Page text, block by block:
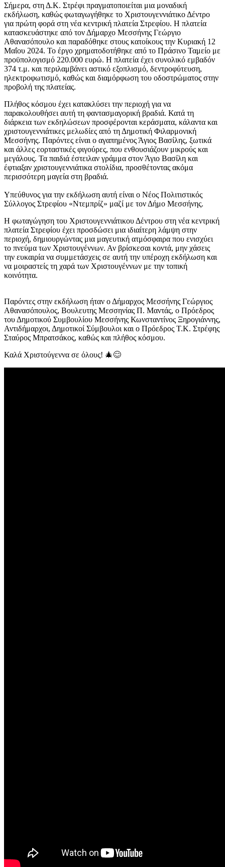
Σήμερα, στη Δ.Κ. Στρέφι πραγματοποιείται μια μοναδική
εκδήλωση, καθώς φωταγωγήθηκε το Χριστουγεννιάτικο Δέντρο
για πρώτη φορά στη νέα κεντρική πλατεία Στρεφίου. Η πλατεία
κατασκευάστηκε από τον Δήμαρχο Μεσσήνης Γεώργιο
Αθανασόπουλο και παραδόθηκε στους κατοίκους την Κυριακή 12
Μαΐου 2024. Το έργο χρηματοδοτήθηκε από το Πράσινο Ταμείο με
προϋπολογισμό 220.000 ευρώ. Η πλατεία έχει συνολικό εμβαδόν
374 τ.μ. και περιλαμβάνει αστικό εξοπλισμό, δεντροφύτευση,
ηλεκτροφωτισμό, καθώς και διαμόρφωση του οδοστρώματος στην
προβολή της πλατείας.
Πλήθος κόσμου έχει κατακλύσει την περιοχή για να
παρακολουθήσει αυτή τη φαντασμαγορική βραδιά. Κατά τη
διάρκεια των εκδηλώσεων προσφέρονται κεράσματα, κάλαντα και
χριστουγεννιάτικες μελωδίες από τη Δημοτική Φιλαρμονική
Μεσσήνης. Παρόντες είναι ο αγαπημένος Άγιος Βασίλης, ξωτικά
και άλλες εορταστικές φιγούρες, που ενθουσιάζουν μικρούς και
μεγάλους. Τα παιδιά έστειλαν γράμμα στον Άγιο Βασίλη και
έφτιαξαν χριστουγεννιάτικα στολίδια, προσθέτοντας ακόμα
περισσότερη μαγεία στη βραδιά.
Υπεύθυνος για την εκδήλωση αυτή είναι ο Νέος Πολιτιστικός
Σύλλογος Στρεφίου «Ντεμπρίζ» μαζί με τον Δήμο Μεσσήνης.
Η φωταγώγηση του Χριστουγεννιάτικου Δέντρου στη νέα κεντρική
πλατεία Στρεφίου έχει προσδώσει μια ιδιαίτερη λάμψη στην
περιοχή, δημιουργώντας μια μαγευτική ατμόσφαιρα που ενισχύει
το πνεύμα των Χριστουγέννων. Αν βρίσκεσαι κοντά, μην χάσεις
την ευκαιρία να συμμετάσχεις σε αυτή την υπέροχη εκδήλωση και
να μοιραστείς τη χαρά των Χριστουγέννων με την τοπική
κοινότητα.
Παρόντες στην εκδήλωση ήταν ο Δήμαρχος Μεσσήνης Γεώργιος
Αθανασόπουλος, Βουλευτης Μεσσηνίας Π. Μαντάς, ο Πρόεδρος
του Δημοτικού Συμβουλίου Μεσσήνης Κωνσταντίνος Ξηρογιάννης,
Αντιδήμαρχοι, Δημοτικοί Σύμβουλοι και ο Πρόεδρος Τ.Κ. Στρέφης
Σταύρος Μπρατσάκος, καθώς και πλήθος κόσμου.
Καλά Χριστούγεννα σε όλους! 🎄😊